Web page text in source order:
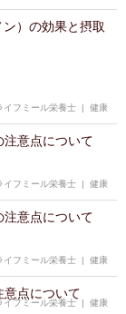
）の効果と摂取
イフミール栄養士 | 健康
注意点について
イフミール栄養士 | 健康
注意点について
イフミール栄養士 | 健康
意点について
イフミール栄養士| 健康